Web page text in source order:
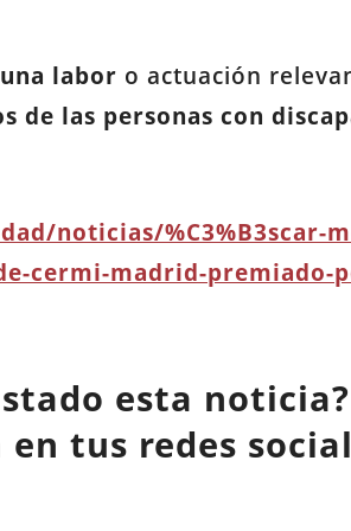
labor o actuación
de las personas con
noticias/%C3%B3scar-
cermi-madrid-premiado-
esta noticia?
tus redes